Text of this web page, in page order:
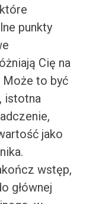
punkty
Cię na
Może to być
istotna
jako
wstęp,
głównej